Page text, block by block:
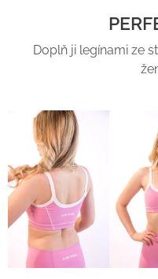
Doplň ji legínami ze